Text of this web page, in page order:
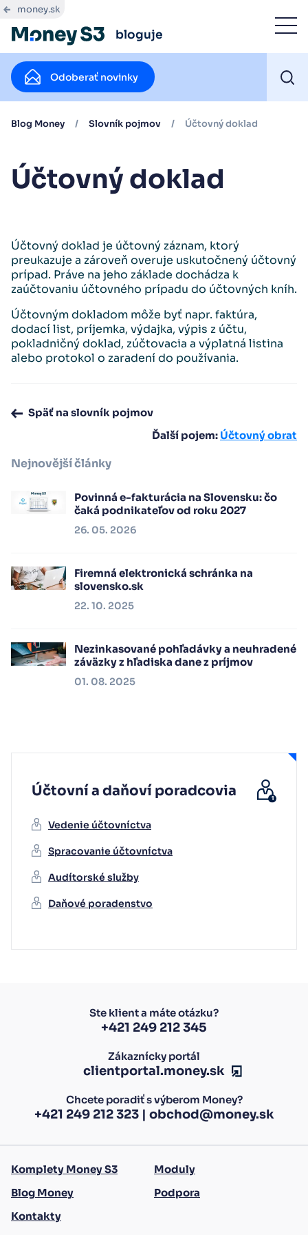
money.sk
bloguje
Odoberať novinky
Blog Money / Slovník pojmov / Účtovný doklad
Účtovný doklad
Účtovný doklad je účtovný záznam, ktorý
preukazuje a zároveň overuje uskutočnený účtovný
prípad. Práve na jeho základe dochádza k
zaúčtovaniu účtovného prípadu do účtovných kníh.
Účtovným dokladom môže byť napr. faktúra,
dodací list, príjemka, výdajka, výpis z účtu,
pokladničný doklad, zúčtovacia a výplatná listina
alebo protokol o zaradení do používania.
Späť na slovník pojmov
Ďalší pojem: Účtovný obrat
Nejnovější články
Povinná e-fakturácia na Slovensku: čo
čaká podnikateľov od roku 2027
26. 05. 2026
Firemná elektronická schránka na
slovensko.sk
22. 10. 2025
Nezinkasované pohľadávky a neuhradené
záväzky z hľadiska dane z príjmov
01. 08. 2025
Účtovní a daňoví poradcovia
Vedenie účtovníctva
Spracovanie účtovníctva
Audítorské služby
Daňové poradenstvo
Ste klient a máte otázku?
+421 249 212 345
Zákaznícky portál
clientportal.money.sk
Chcete poradiť s výberom Money?
+421 249 212 323| obchod@money.sk
Komplety Money S3
Moduly
Blog Money
Podpora
Kontakty